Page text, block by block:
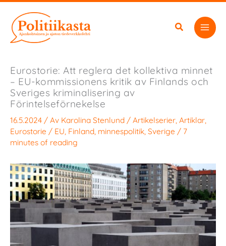
innehåll
Eurostorie: Att reglera det kollektiva minnet
– EU-kommissionens kritik av Finlands och
Sveriges kriminalisering av
Förintelseförnekelse
16.5.2024 / Av Karolina Stenlund / Artikelserier Artiklar
Eurostorie / EU Finland minnespolitik Sverige / 7
minutes of reading